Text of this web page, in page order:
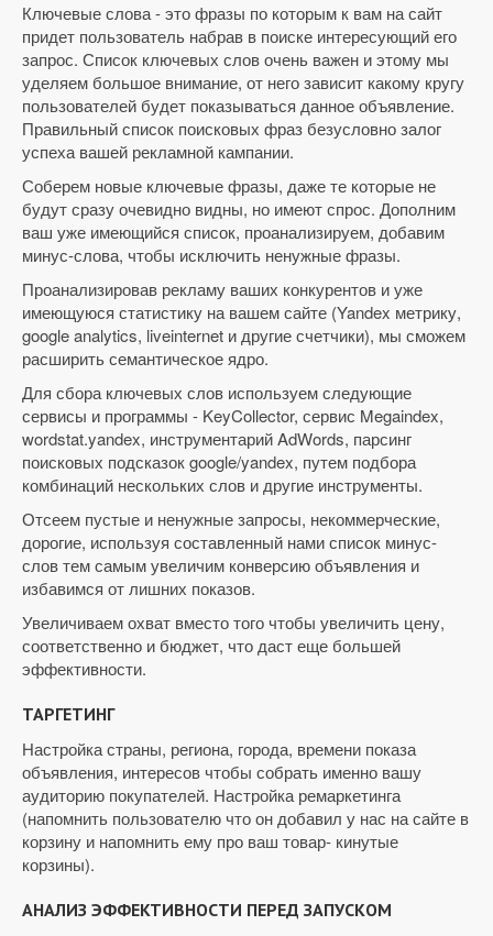
Ключевые слова - это фразы по которым к вам на сайт
придет пользователь набрав в поиске интересующий его
запрос. Список ключевых слов очень важен и этому мы
уделяем большое внимание, от него зависит какому кругу
пользователей будет показываться данное объявление.
Правильный список поисковых фраз безусловно залог
успеха вашей рекламной кампании.
Соберем новые ключевые фразы, даже те которые не
будут сразу очевидно видны, но имеют спрос. Дополним
ваш уже имеющийся список, проанализируем, добавим
минус-слова, чтобы исключить ненужные фразы.
Проанализировав рекламу ваших конкурентов и уже
имеющуюся статистику на вашем сайте (Yandex метрику,
google analytics, liveinternet и другие счетчики), мы сможем
расширить семантическое ядро.
Для сбора ключевых слов используем следующие
сервисы и программы - KeyCollector, сервис Megaindex,
wordstat.yandex, инструментарий AdWords, парсинг
поисковых подсказок google/yandex, путем подбора
комбинаций нескольких слов и другие инструменты.
Отсеем пустые и ненужные запросы, некоммерческие,
дорогие, используя составленный нами список минус-
слов тем самым увеличим конверсию объявления и
избавимся от лишних показов.
Увеличиваем охват вместо того чтобы увеличить цену,
соответственно и бюджет, что даст еще большей
эффективности.
ТАРГЕТИНГ
Настройка страны, региона, города, времени показа
объявления, интересов чтобы собрать именно вашу
аудиторию покупателей. Настройка ремаркетинга
(напомнить пользователю что он добавил у нас на сайте в
корзину и напомнить ему про ваш товар- кинутые
корзины).
АНАЛИЗ ЭФФЕКТИВНОСТИ ПЕРЕД ЗАПУСКОМ